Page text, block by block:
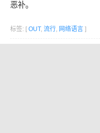
恶补。
标签: [ OUT, 流行, 网络语言 ]